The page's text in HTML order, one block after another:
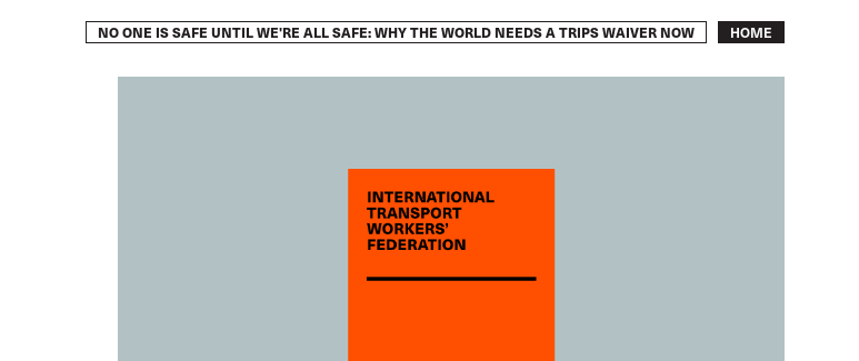
Breadcrumb
HOME
NO ONE IS SAFE UNTIL WE'RE ALL SAFE: WHY THE WORLD NEEDS A TRIPS WAIVER NOW